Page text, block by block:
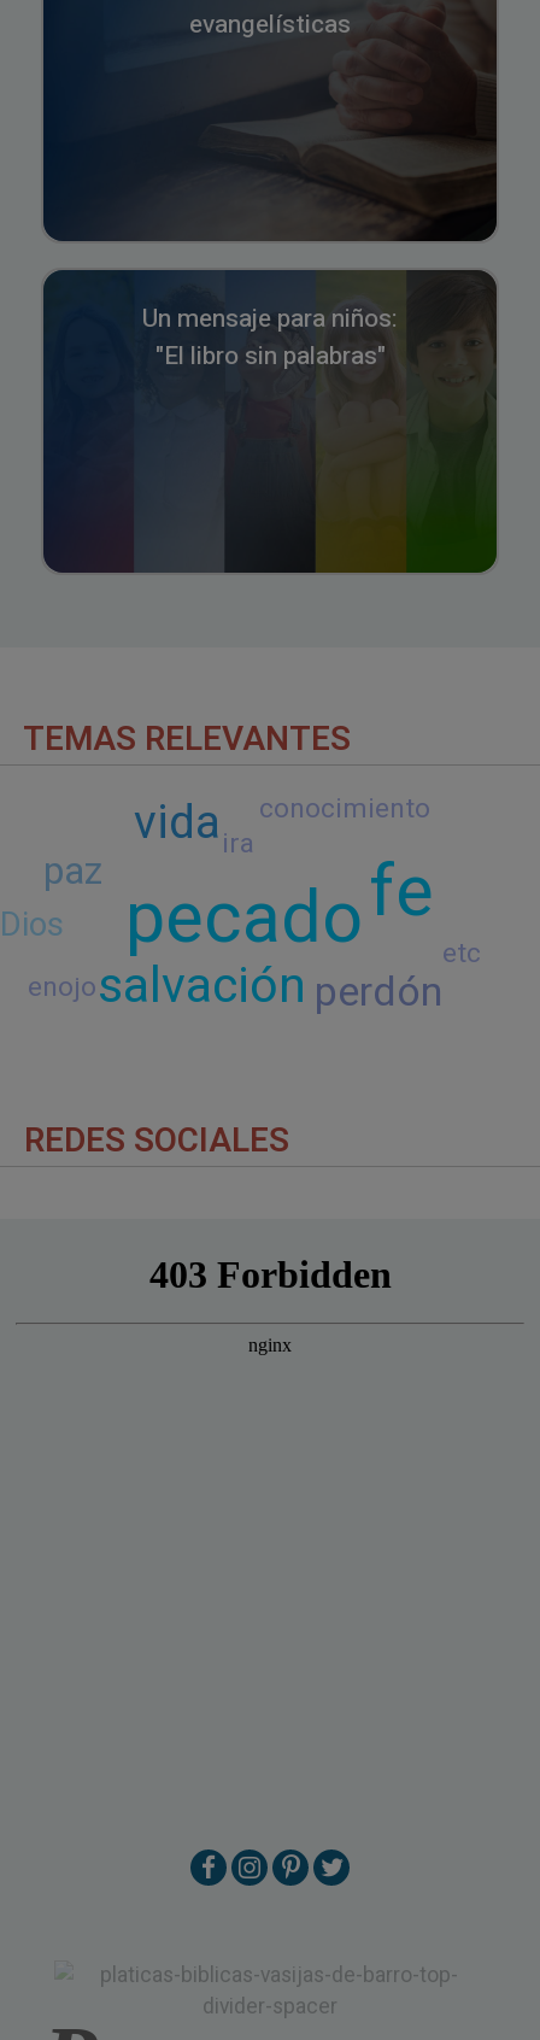
evangelísticas
Un mensaje para niños:
"El libro sin palabras"
TEMAS RELEVANTES
pecadofe
salvación
vida
perdón
paz
Dios
conocimiento
enojo
ira
etc
REDES SOCIALES